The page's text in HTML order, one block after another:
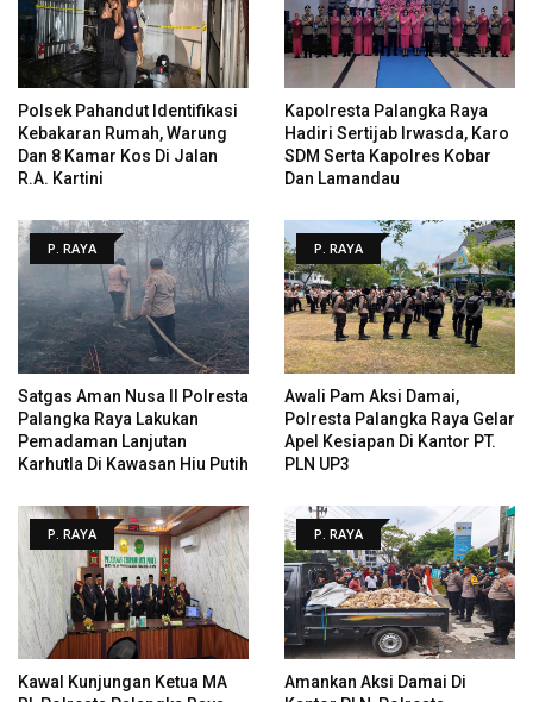
Polsek Pahandut Identifikasi
Kebakaran Rumah, Warung
Dan 8 Kamar Kos Di Jalan
R.A. Kartini
Kapolresta Palangka Raya
Hadiri Sertijab Irwasda, Karo
SDM Serta Kapolres Kobar
Dan Lamandau
P. RAYA
Satgas Aman Nusa II Polresta
Palangka Raya Lakukan
Pemadaman Lanjutan
Karhutla Di Kawasan Hiu Putih
P. RAYA
Awali Pam Aksi Damai,
Polresta Palangka Raya Gelar
Apel Kesiapan Di Kantor PT.
PLN UP3
P. RAYA
Kawal Kunjungan Ketua MA
P. RAYA
Amankan Aksi Damai Di